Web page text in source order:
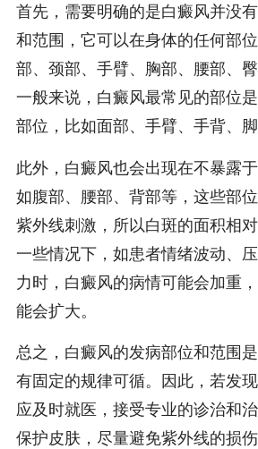
首先，需要明确的是白癜风并没
和范围，它可以在身体的任何部
部、颈部、手臂、胸部、腰部、
一般来说，白癜风最常见的部位
部位，比如面部、手臂、手背、脚
此外，白癜风也会出现在不暴露
如腹部、腰部、背部等，这些部
紫外线刺激，所以白斑的面积相
一些情况下，如患者情绪波动、
力时，白癜风的病情可能会加重
能会扩大。
总之，白癜风的发病部位和范围
有固定的规律可循。因此，若发
应及时就医，接受专业的诊治和
保护皮肤，尽量避免紫外线的损